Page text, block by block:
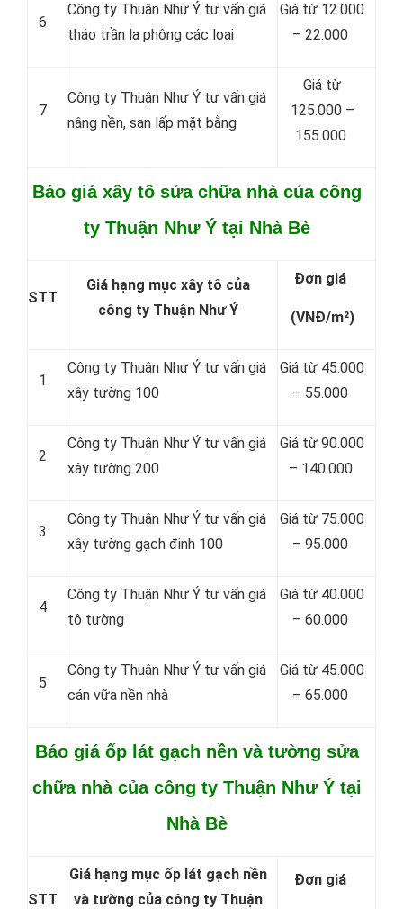
6
Công ty Thuận Như Ý tư vấn giá
tháo trần la phông các loại
Giá từ 12.000
– 22.000
7
Công ty Thuận Như Ý tư vấn giá
nâng nền, san lấp mặt bằng
Giá từ
125.000 –
155.000
Báo giá xây tô sửa chữa nhà của công
ty Thuận Như Ý tại Nhà Bè
STT
Giá hạng mục xây tô của
công ty Thuận Như Ý
Đơn giá
(VNĐ/m²)
1
Công ty Thuận Như Ý tư vấn giá
xây tường 100
Giá từ 45.000
– 55.000
2
Công ty Thuận Như Ý tư vấn giá
xây tường 200
Giá từ 90.000
– 140.000
3
Công ty Thuận Như Ý tư vấn giá
xây tường gạch đinh 100
Giá từ 75.000
– 95.000
4
Công ty Thuận Như Ý tư vấn giá
tô tường
Giá từ 40.000
– 60.000
5
Công ty Thuận Như Ý tư vấn giá
cán vữa nền nhà
Giá từ 45.000
– 65.000
Báo giá ốp lát gạch nền và tường sửa
chữa nhà của công ty Thuận Như Ý tại
Nhà Bè
STT
Giá hạng mục ốp lát gạch nền
và tường của công ty Thuận
Đơn giá